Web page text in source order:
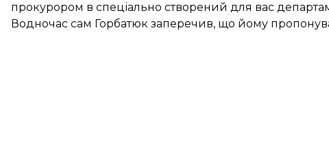
прокурором в спеціально створений для вас
Водночас сам Горбатюк заперечив, що йому